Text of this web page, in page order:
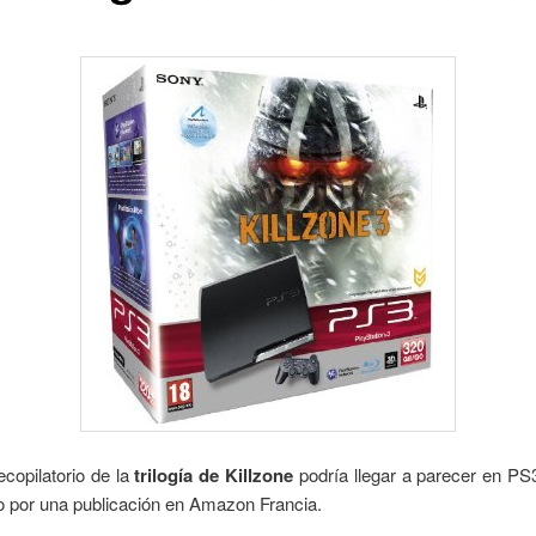
de latrilogía de Killzone podría llegar a parecer en
por una publicación en Amazon Francia.